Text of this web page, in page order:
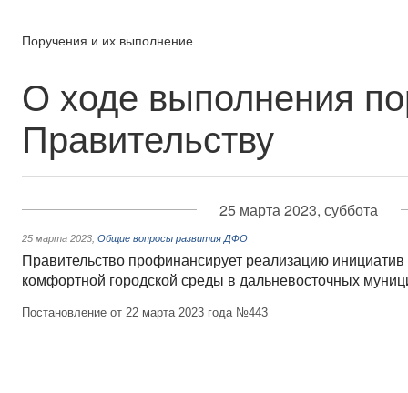
Поручения и их выполнение
О ходе выполнения
Правительству
25 марта 2023, суббота
25 марта 2023 Общие вопросы развития ДФО
Правительство профинансирует реализацию
комфортной городской среды в дальневосточных
Постановление от 22 марта 2023 года №443